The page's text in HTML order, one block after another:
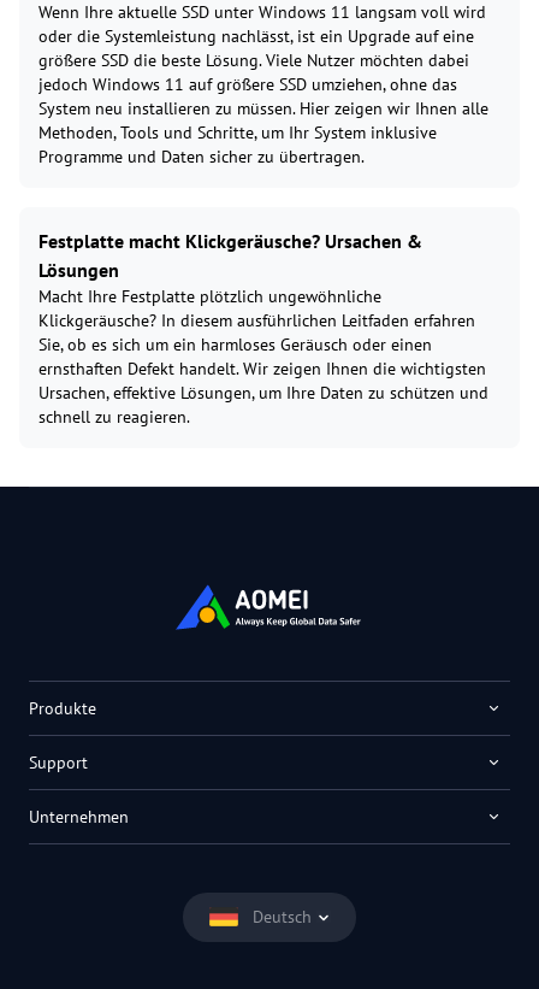
Wenn Ihre aktuelle SSD unter Windows 11 langsam voll wird
oder die Systemleistung nachlässt, ist ein Upgrade auf eine
größere SSD die beste Lösung. Viele Nutzer möchten dabei
jedoch Windows 11 auf größere SSD umziehen, ohne das
System neu installieren zu müssen. Hier zeigen wir Ihnen alle
Methoden, Tools und Schritte, um Ihr System inklusive
Programme und Daten sicher zu übertragen.
Festplatte macht Klickgeräusche? Ursachen &
Lösungen
Macht Ihre Festplatte plötzlich ungewöhnliche
Klickgeräusche? In diesem ausführlichen Leitfaden erfahren
Sie, ob es sich um ein harmloses Geräusch oder einen
ernsthaften Defekt handelt. Wir zeigen Ihnen die wichtigsten
Ursachen, effektive Lösungen, um Ihre Daten zu schützen und
schnell zu reagieren.
Deutsch
Produkte
Support
Unternehmen